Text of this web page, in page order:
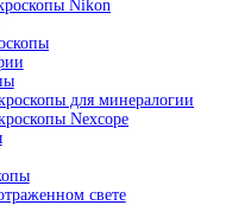
спектрометры
машины
машины
на изгиб
растяжение
сжатие
ползучесть и